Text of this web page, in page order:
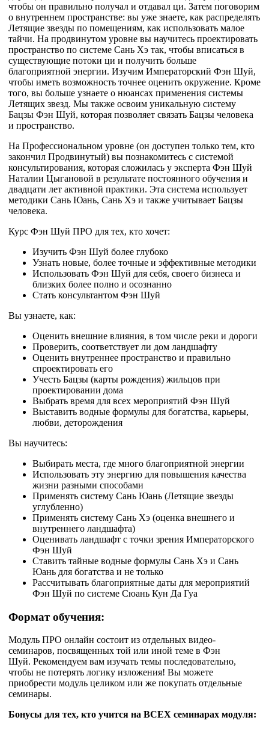
чтобы он правильно получал и отдавал ци. Затем поговорим
о внутреннем пространстве: вы уже знаете, как распределять
Летящие звезды по помещениям, как использовать малое
тайчи. На продвинутом уровне вы научитесь проектировать
пространство по системе Сань Хэ так, чтобы вписаться в
существующие потоки ци и получить больше
благоприятной энергии. Изучим Императорский Фэн Шуй,
чтобы иметь возможность точнее оценить окружение. Кроме
того, вы больше узнаете о нюансах применения системы
Летящих звезд. Мы также освоим уникальную систему
Бацзы Фэн Шуй, которая позволяет связать Бацзы человека
и пространство.
На Профессиональном уровне (он доступен только тем, кто
закончил Продвинутый) вы познакомитесь с системой
консультирования, которая сложилась у эксперта Фэн Шуй
Наталии Цыгановой в результате постоянного обучения и
двадцати лет активной практики. Эта система использует
методики Сань Юань, Сань Хэ и также учитывает Бацзы
человека.
Курс Фэн Шуй ПРО для тех, кто хочет:
Изучить Фэн Шуй более глубоко
Узнать новые, более точные и эффективные методики
Использовать Фэн Шуй для себя, своего бизнеса и
близких более полно и осознанно
Стать консультантом Фэн Шуй
Вы узнаете, как:
Оценить внешние влияния, в том числе реки и дороги
Проверить, соответствует ли дом ландшафту
Оценить внутреннее пространство и правильно
спроектировать его
Учесть Бацзы (карты рождения) жильцов при
проектировании дома
Выбрать время для всех мероприятий Фэн Шуй
Выставить водные формулы для богатства, карьеры,
любви, деторождения
Вы научитесь:
Выбирать места, где много благоприятной энергии
Использовать эту энергию для повышения качества
жизни разными способами
Применять систему Сань Юань (Летящие звезды
углубленно)
Применять систему Сань Хэ (оценка внешнего и
внутреннего ландшафта)
Оценивать ландшафт с точки зрения Императорского
Фэн Шуй
Ставить тайные водные формулы Сань Хэ и Сань
Юань для богатства и не только
Рассчитывать благоприятные даты для мероприятий
Фэн Шуй по системе Сюань Кун Да Гуа
Формат обучения:
Модуль ПРО онлайн состоит из отдельных видео-
семинаров, посвященных той или иной теме в Фэн
Шуй. Рекомендуем вам изучать темы последовательно,
чтобы не потерять логику изложения! Вы можете
приобрести модуль целиком или же покупать отдельные
семинары.
Бонусы для тех, кто учится на ВСЕХ семинарах модуля: